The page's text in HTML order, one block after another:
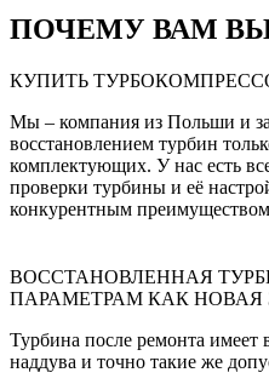
ПОЧЕМУ ВАМ
КУПИТЬ
Мы – компания из Польши и
восстановлением турбин
комплектующих. У нас есть
проверки турбины и её
конкурентным
ВОССТАНОВЛЕННАЯ
ПАРАМЕТРАМ КАК НОВАЯ
Турбина после ремонта имеет
наддува и точно такие же